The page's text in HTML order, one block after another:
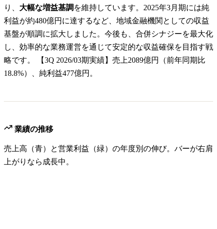
り、 大幅な増益基調 を維持しています。2025年3月期には純
利益が約480億円に達するなど、地域金融機関としての収益
基盤が順調に拡大しました。今後も、合併シナジーを最大化
し、効率的な業務運営を通じて安定的な収益確保を目指す戦
略です。 【3Q 2026/03期実績】売上2089億円（前年同期比
18.8%）、純利益477億円。
業績の推移
売上高（青）と営業利益（緑）の年度別の伸び。バーが右肩
上がりなら成長中。